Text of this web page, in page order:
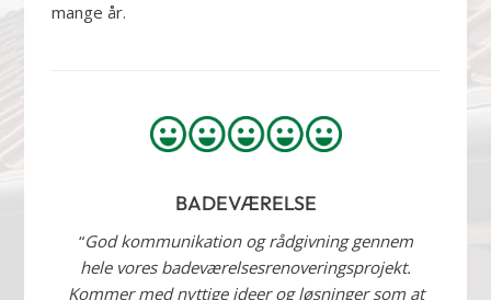
mange år.
BADEVÆRELSE
“God kommunikation og rådgivning gennem
hele vores badeværelsesrenoveringsprojekt.
Kommer med nyttige ideer og løsninger som at